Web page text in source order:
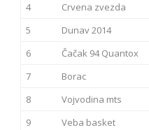
4
Crvena zvezda
5
Dunav 2014
6
Čačak 94 Quantox
7
Borac
8
Vojvodina mts
9
Veba basket